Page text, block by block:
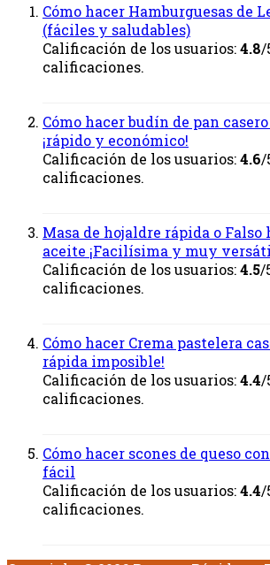
Cómo hacer Hamburguesas de
(fáciles y saludables)
Calificación de los usuarios:4.8/
calificaciones.
Cómo hacer budín de pan
¡rápido y económico!
Calificación de los usuarios:4.6/
calificaciones.
Masa de hojaldre rápida o Falso
aceite ¡Facilísima y muy
Calificación de los usuarios:4.5/
calificaciones.
Cómo hacer Crema pastelera
rápida imposible!
Calificación de los usuarios:4.4/
calificaciones.
Cómo hacer scones de queso
fácil
Calificación de los usuarios:4.4/
calificaciones.